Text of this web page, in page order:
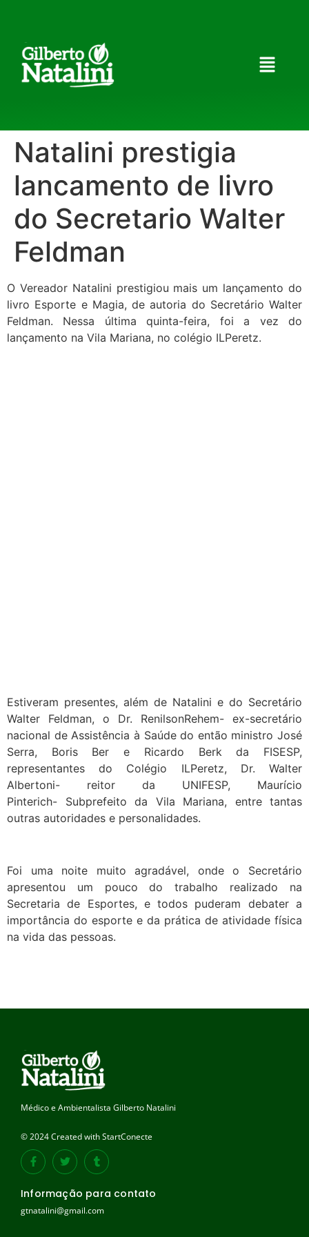
Natalini prestigia
lancamento de livro
do Secretario Walter
Feldman
O Vereador Natalini prestigiou mais um lançamento do
livro Esporte e Magia, de autoria do Secretário Walter
Feldman. Nessa última quinta-feira, foi a vez do
lançamento na Vila Mariana, no colégio ILPeretz.
Estiveram presentes, além de Natalini e do Secretário
Walter Feldman, o Dr. RenilsonRehem- ex-secretário
nacional de Assistência à Saúde do então ministro José
Serra, Boris Ber e Ricardo Berk da FISESP,
representantes do Colégio ILPeretz, Dr. Walter
Albertoni- reitor da UNIFESP, Maurício
Pinterich- Subprefeito da Vila Mariana, entre tantas
outras autoridades e personalidades.
Foi uma noite muito agradável, onde o Secretário
apresentou um pouco do trabalho realizado na
Secretaria de Esportes, e todos puderam debater a
importância do esporte e da prática de atividade física
na vida das pessoas.
Médico e Ambientalista Gilberto Natalini
© 2024 Created with StartConecte
Informação para contato
gtnatalini@gmail.com